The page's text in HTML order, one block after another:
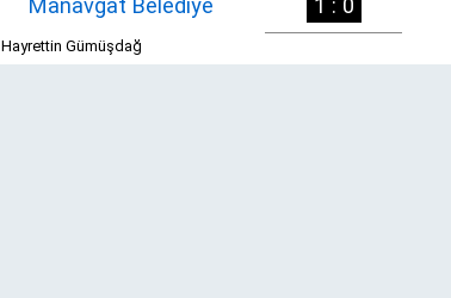
Manavgat Belediye 1 : 0
Hayrettin Gümüşdağ